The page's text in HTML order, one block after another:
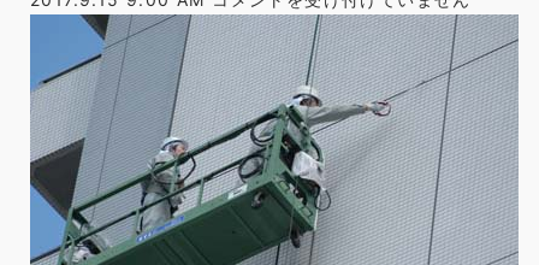
ん
な
こ
と
で
お
困